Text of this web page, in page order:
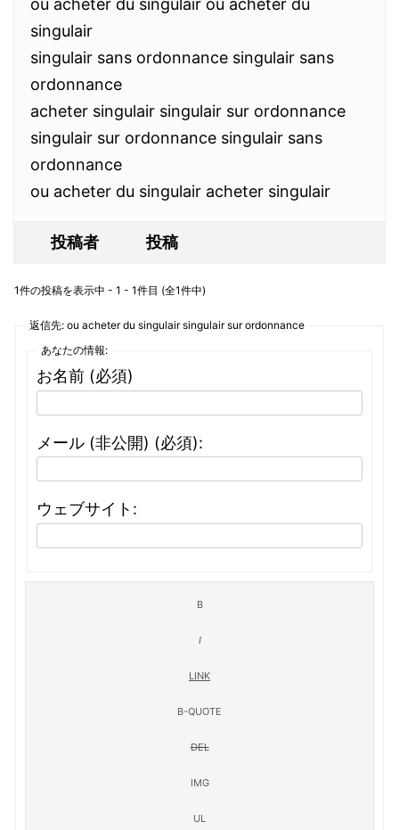
ou acheter du singulair ou acheter du
singulair
singulair sans ordonnance singulair sans
ordonnance
acheter singulair singulair sur ordonnance
singulair sur ordonnance singulair sans
ordonnance
ou acheter du singulair acheter singulair
投稿者 投稿
1件の投稿を表示中 - 1 - 1件目 (全1件中)
返信先: ou acheter du singulair singulair sur ordonnance
あなたの情報:
お名前 (必須)
メール (非公開) (必須):
ウェブサイト: